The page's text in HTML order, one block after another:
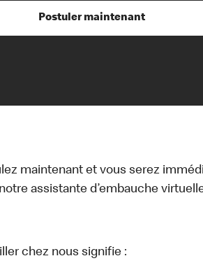
Postuler maintenant
maintenant et vous serez
assistante d’embauche
chez nous signifie :